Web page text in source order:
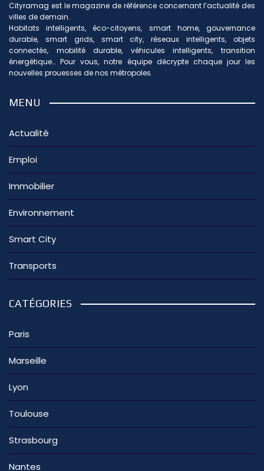
Cityramag est le magazine de référence concernant l’actualité des
villes de demain.
Habitats intelligents, éco-citoyens, smart home, gouvernance
durable, smart grids, smart city, réseaux intelligents, objets
connectés, mobilité durable, véhicules intelligents, transition
énergétique… Pour vous, notre équipe décrypte chaque jour les
nouvelles prouesses de nos métropoles.
MENU
Actualité
Emploi
Immobilier
Environnement
Smart City
Transports
CATÉGORIES
Paris
Marseille
Lyon
Toulouse
Strasbourg
Nantes